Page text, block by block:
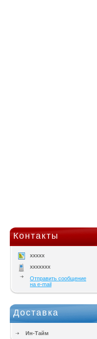
Контакты
xxxxx
xxxxxxx
Отправить сообщение
на e-mail
Доставка
Ин-Тайм